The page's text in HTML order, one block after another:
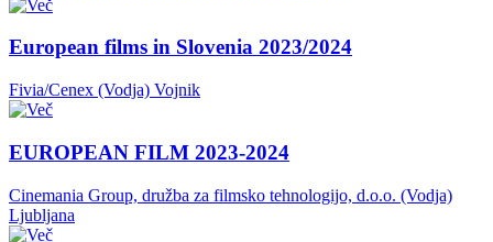
European films in Slovenia 2023/2024
Fivia/Cenex (Vodja) Vojnik
EUROPEAN FILM 2023-2024
Cinemania Group, družba za filmsko tehnologijo, d.o.o. (Vodja)
Ljubljana